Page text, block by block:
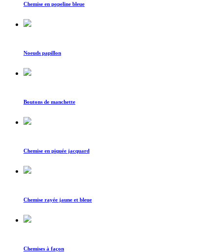
Chemise en popeline bleue
Noeuds papillon
Boutons de manchette
Chemise en piquée jacquard
Chemise rayée jaune et bleue
Chemises à façon